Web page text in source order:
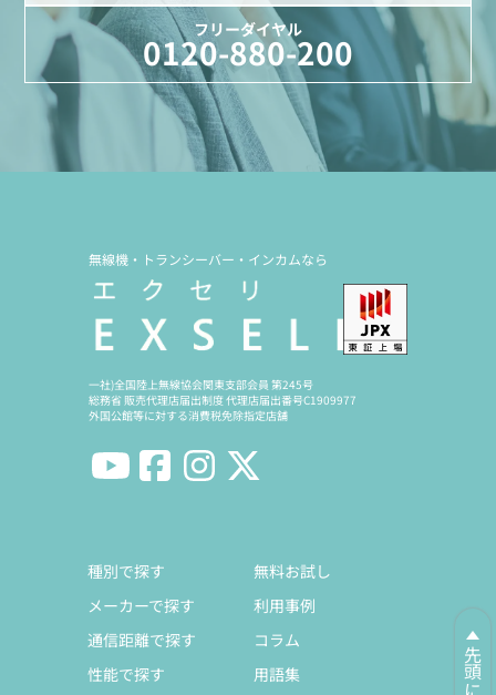
フリーダイヤル
0120-880-200
無線機・トランシーバー・インカムなら
一社)全国陸上無線協会関東支部会員 第245号
総務省 販売代理店届出制度 代理店届出番号C1909977
外国公館等に対する消費税免除指定店舗
種別で探す
メーカーで探す
通信距離で探す
性能で探す
無料お試し
利用事例
コラム
用語集